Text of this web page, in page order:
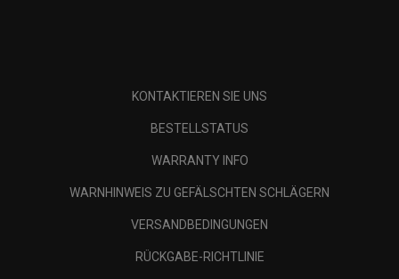
KONTAKTIEREN SIE UNS
BESTELLSTATUS
WARRANTY INFO
WARNHINWEIS ZU GEFÄLSCHTEN SCHLÄGERN
VERSANDBEDINGUNGEN
RÜCKGABE-RICHTLINIE